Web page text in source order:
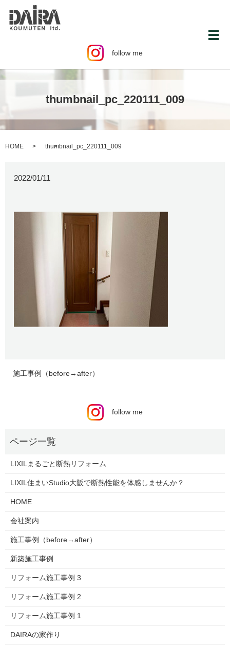
follow me
メ
thumbnail_pc_220111_009
HOME thumbnail_pc_220111_009
2022/01/11
施工事例（before→after）
follow me
LIXILまるごと断熱リフォーム
LIXIL住まいStudio大阪で断熱性能を体感しませんか？
HOME
会社案内
施工事例（before→after）
新築施工事例
リフォーム施工事例 3
リフォーム施工事例 2
リフォーム施工事例 1
DAIRAの家作り